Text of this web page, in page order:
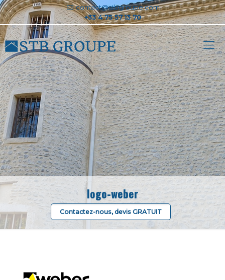
contact@stbgroupe.com
logo-weber
Contactez-nous, devis GRATUIT